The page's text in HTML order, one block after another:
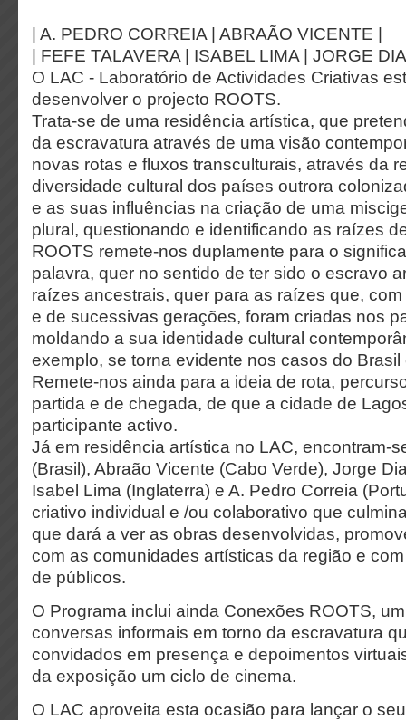
| A. PEDRO CORREIA | ABRAÃO VICENTE |
| FEFE TALAVERA | ISABEL LIMA | JORGE
O LAC - Laboratório de Actividades Criativas
desenvolver o projecto ROOTS.
Trata-se de uma residência artística, que
da escravatura através de uma visão
novas rotas e fluxos transculturais, através da
diversidade cultural dos países outrora
e as suas influências na criação de uma
plural, questionando e identificando as raízes
ROOTS remete-nos duplamente para o
palavra, quer no sentido de ter sido o escravo
raízes ancestrais, quer para as raízes que,
e de sucessivas gerações, foram criadas nos
moldando a sua identidade cultural
exemplo, se torna evidente nos casos do Brasil
Remete-nos ainda para a ideia de rota,
partida e de chegada, de que a cidade de
participante activo.
Já em residência artística no LAC, encontram-
(Brasil), Abraão Vicente (Cabo Verde), Jorge
Isabel Lima (Inglaterra) e A. Pedro Correia
criativo individual e /ou colaborativo que
que dará a ver as obras desenvolvidas,
com as comunidades artísticas da região e
de públicos.
O Programa inclui ainda Conexões ROOTS,
conversas informais em torno da escravatura
convidados em presença e depoimentos
da exposição um ciclo de cinema.
O LAC aproveita esta ocasião para lançar o